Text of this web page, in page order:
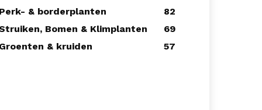
Perk- & borderplanten
82
Bomen & Klimplanten
69
Groenten & kruiden
57